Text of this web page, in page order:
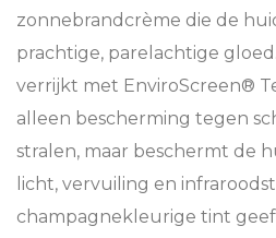
zonnebrandcrème die de
prachtige, parelachtige
verrijkt met EnviroScreen®
alleen bescherming tegen
stralen, maar beschermt de
licht, vervuiling en
champagnekleurige tint